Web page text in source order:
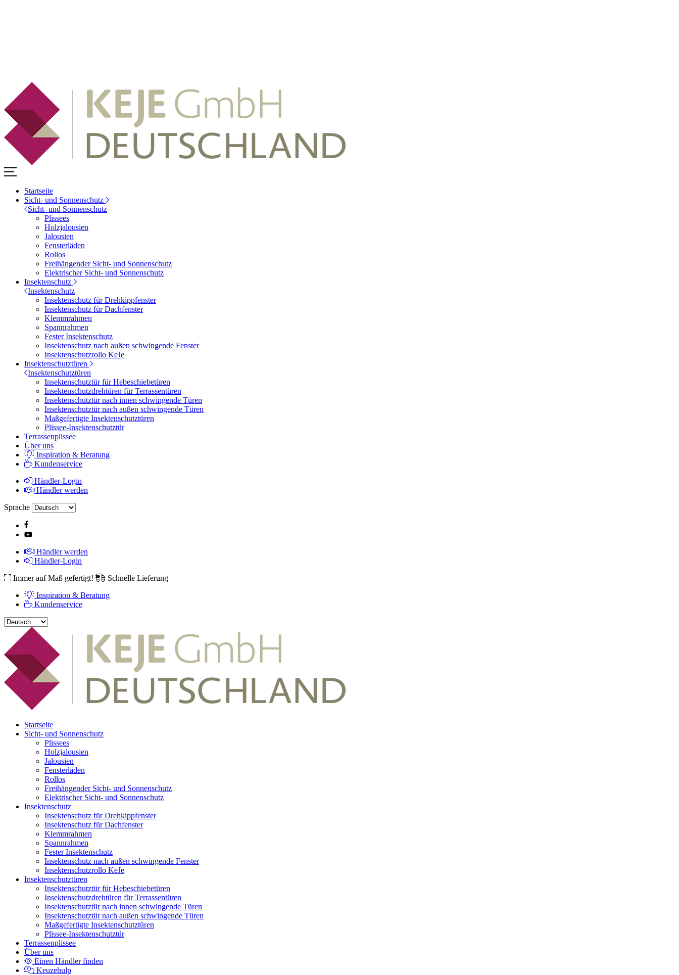
Startseite
Sicht- und Sonnenschutz
Sicht- und Sonnenschutz
Plissees
Holzjalousien
Jalousien
Fensterläden
Rollos
Freihängender Sicht- und Sonnenschutz
Elektrischer Sicht- und Sonnenschutz
Insektenschutz
Insektenschutz
Insektenschutz für Drehkippfenster
Insektenschutz für Dachfenster
Klemmrahmen
Spannrahmen
Fester Insektenschutz
Insektenschutz nach außen schwingende Fenster
Insektenschutzrollo KeJe
Insektenschutztüren
Insektenschutztüren
Insektenschutztür für Hebeschiebetüren
Insektenschutzdrehtüren für Terrassentüren
Insektenschutztür nach innen schwingende Türen
Insektenschutztür nach außen schwingende Türen
Maßgefertigte Insektenschutztüren
Plissee-Insektenschutztür
Terrassenplissee
Über uns
Inspiration & Beratung
Kundenservice
Händler-Login
Händler werden
Sprache
Händler werden
Händler-Login
Immer auf Maß gefertigt!
Schnelle Lieferung
Inspiration & Beratung
Kundenservice
Startseite
Sicht- und Sonnenschutz
Plissees
Holzjalousien
Jalousien
Fensterläden
Rollos
Freihängender Sicht- und Sonnenschutz
Elektrischer Sicht- und Sonnenschutz
Insektenschutz
Insektenschutz für Drehkippfenster
Insektenschutz für Dachfenster
Klemmrahmen
Spannrahmen
Fester Insektenschutz
Insektenschutz nach außen schwingende Fenster
Insektenschutzrollo KeJe
Insektenschutztüren
Insektenschutztür für Hebeschiebetüren
Insektenschutzdrehtüren für Terrassentüren
Insektenschutztür nach innen schwingende Türen
Insektenschutztür nach außen schwingende Türen
Maßgefertigte Insektenschutztüren
Plissee-Insektenschutztür
Terrassenplissee
Über uns
Einen Händler finden
Keuzehulp